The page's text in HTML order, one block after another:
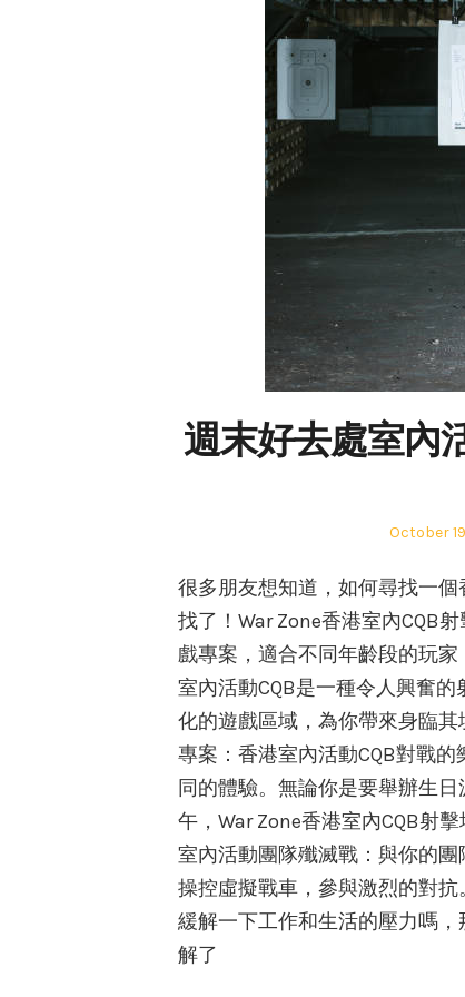
週末好去處室內
Posted
October
很多朋友想知道，如何尋找一
找了！War Zone香港室內CQB
戲專案，適合不同年齡段的玩
室內活動CQB是一種令人興奮
化的遊戲區域，為你帶來身臨
專案：香港室內活動CQB對戰
同的體驗。無論你是要舉辦生
午，War Zone香港室內CQB射
室內活動團隊殲滅戰：與你的
操控虛擬戰車，參與激烈的對
緩解一下工作和生活的壓力嗎
解了